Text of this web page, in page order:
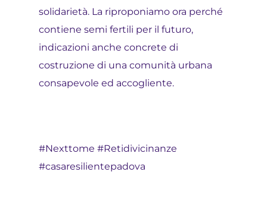
solidarietà. La riproponiamo ora perché
contiene semi fertili per il futuro,
indicazioni anche concrete di
costruzione di una comunità urbana
consapevole ed accogliente.
#Nexttome #Retidivicinanze
#casaresilientepadova